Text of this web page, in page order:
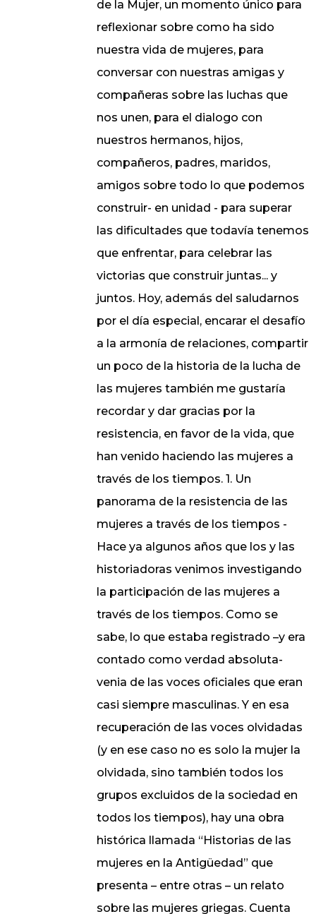
de la Mujer, un momento único para
reflexionar sobre como ha sido
nuestra vida de mujeres, para
conversar con nuestras amigas y
compañeras sobre las luchas que
nos unen, para el dialogo con
nuestros hermanos, hijos,
compañeros, padres, maridos,
amigos sobre todo lo que podemos
construir- en unidad - para superar
las dificultades que todavía tenemos
que enfrentar, para celebrar las
victorias que construir juntas... y
juntos. Hoy, además del saludarnos
por el día especial, encarar el desafío
a la armonía de relaciones, compartir
un poco de la historia de la lucha de
las mujeres también me gustaría
recordar y dar gracias por la
resistencia, en favor de la vida, que
han venido haciendo las mujeres a
través de los tiempos. 1. Un
panorama de la resistencia de las
mujeres a través de los tiempos -
Hace ya algunos años que los y las
historiadoras venimos investigando
la participación de las mujeres a
través de los tiempos. Como se
sabe, lo que estaba registrado –y era
contado como verdad absoluta-
venia de las voces oficiales que eran
casi siempre masculinas. Y en esa
recuperación de las voces olvidadas
(y en ese caso no es solo la mujer la
olvidada, sino también todos los
grupos excluidos de la sociedad en
todos los tiempos), hay una obra
histórica llamada “Historias de las
mujeres en la Antigüedad” que
presenta – entre otras – un relato
sobre las mujeres griegas. Cuenta